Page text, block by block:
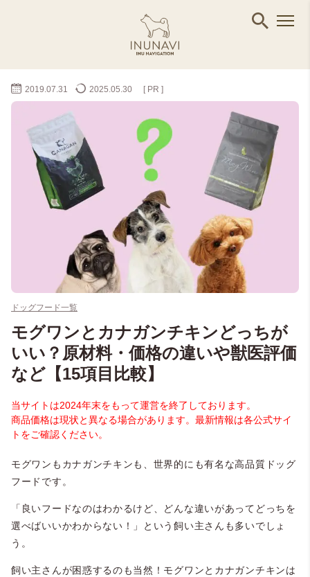
2019.07.31 2025.05.30 [ PR ]
ドッグフード一覧
モグワンとカナガンチキンどっちが
いい？原材料・価格の違いや獣医評価
など【15項目比較】
当サイトは2024年末をもって運営を終了しております。
商品価格は現状と異なる場合があります。最新情報は各公式サイ
トをご確認ください。
モグワンもカナガンチキンも、世界的にも有名な高品質ドッグ
フードです。
「良いフードなのはわかるけど、どんな違いがあってどっちを
選べばいいかわからない！」という飼い主さんも多いでしょ
う。
飼い主さんが困惑するのも当然！モグワンとカナガンチキンは